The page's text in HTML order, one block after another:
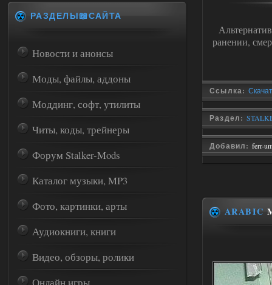
ранении,
Ссылка:
Раздел:
Добавил: ferr-
ARABIC
РАЗДЕЛЫ📖САЙТА
Новости и анонсы
Моды, файлы, аддоны
Моддинг, софт, утилиты
Читы, коды, трейнеры
Форум Stalker-Mods
Каталог музыки, MP3
Фото, картинки, арты
Аудиокниги, книги
Видео, обзоры, ролики